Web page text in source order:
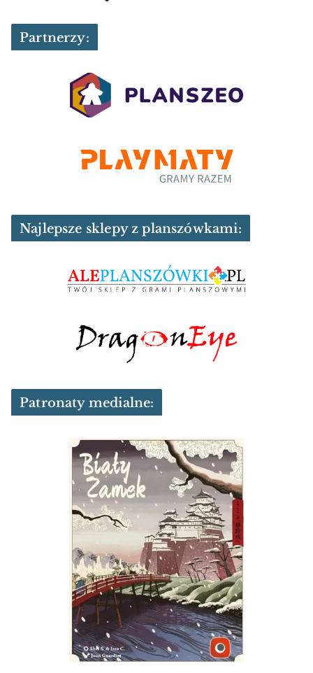
Partnerzy:
Najlepsze sklepy z planszówkami:
Patronaty medialne: